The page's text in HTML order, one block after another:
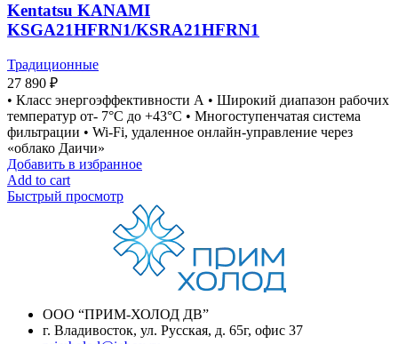
Kentatsu KANAMI
KSGA21HFRN1/KSRA21HFRN1
Традиционные
27 890 ₽
• Класс энергоэффективности А • Широкий диапазон рабочих
температур от- 7°С до +43°С • Многоступенчатая система
фильтрации • Wi-Fi, удаленное онлайн-управление через
«облако Даичи»
Добавить в избранное
Add to cart
Быстрый просмотр
ООО “ПРИМ-ХОЛОД ДВ”
г. Владивосток, ул. Русская, д. 65г, офис 37